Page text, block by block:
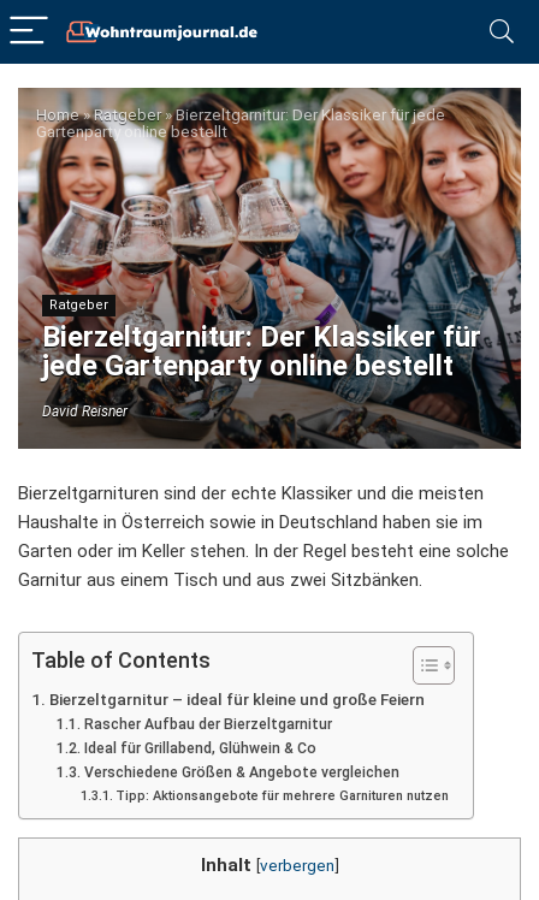
Home»Ratgeber»Bierzeltgarnitur: Der Klassiker für jede
Gartenparty online bestellt
Ratgeber
Bierzeltgarnitur: Der Klassiker für
jede Gartenparty online bestellt
David Reisner
Bierzeltgarnituren sind der echte Klassiker und die meisten
Haushalte in Österreich sowie in Deutschland haben sie im
Garten oder im Keller stehen. In der Regel besteht eine solche
Garnitur aus einem Tisch und aus zwei Sitzbänken.
Table of Contents
Bierzeltgarnitur – ideal für kleine und große Feiern
Rascher Aufbau der Bierzeltgarnitur
Ideal für Grillabend, Glühwein & Co
Verschiedene Größen & Angebote vergleichen
Tipp: Aktionsangebote für mehrere Garnituren nutzen
Inhalt [verbergen]